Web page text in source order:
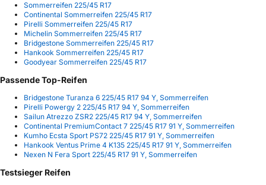
Sommerreifen 225/45 R17
Continental Sommerreifen 225/45 R17
Pirelli Sommerreifen 225/45 R17
Michelin Sommerreifen 225/45 R17
Bridgestone Sommerreifen 225/45 R17
Hankook Sommerreifen 225/45 R17
Goodyear Sommerreifen 225/45 R17
Passende Top-Reifen
Bridgestone Turanza 6 225/45 R17 94 Y, Sommerreifen
Pirelli Powergy 2 225/45 R17 94 Y, Sommerreifen
Sailun Atrezzo ZSR2 225/45 R17 94 Y, Sommerreifen
Continental PremiumContact 7 225/45 R17 91 Y, Sommerreifen
Kumho Ecsta Sport PS72 225/45 R17 91 Y, Sommerreifen
Hankook Ventus Prime 4 K135 225/45 R17 91 Y, Sommerreifen
Nexen N Fera Sport 225/45 R17 91 Y, Sommerreifen
Testsieger Reifen